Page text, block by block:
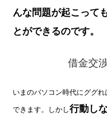
んな問題が起こって
とができるのです。
借金交
いまのバソコン時代にググ
できます。しかし行動し